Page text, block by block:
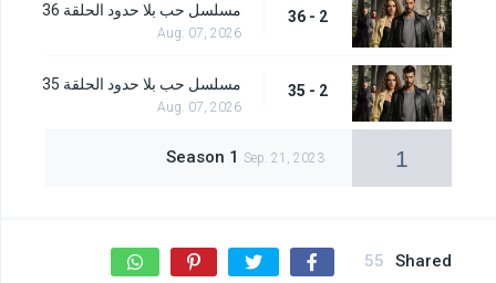
2 - 36 مسلسل حب بلا حدود الحلقة 36
Aug. 07, 2026
2 - 35 مسلسل حب بلا حدود الحلقة 35
Aug. 07, 2026
1
Season 1 Sep. 21, 2023
Shared
55